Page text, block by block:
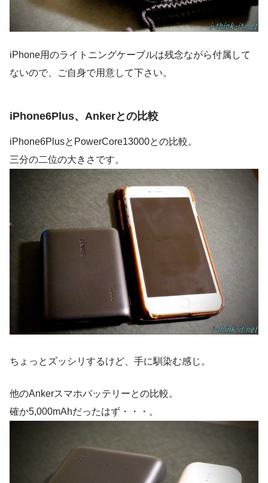
iPhone用のライトニングケーブルは残念ながら付属して
ないので、ご自身で用意して下さい。
iPhone6Plus、Ankerとの比較
iPhone6PlusとPowerCore13000との比較。
三分の二位の大きさです。
ちょっとズッシリするけど、手に馴染む感じ。
他のAnkerスマホバッテリーとの比較。
確か5,000mAhだったはず・・・。